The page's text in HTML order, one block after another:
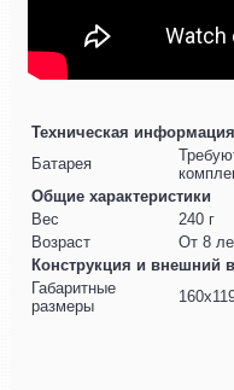
Техническая информация
Батарея
Общие характеристики
Вес
240 г
Возраст
От 8
Конструкция и внешний
Габаритные
размеры